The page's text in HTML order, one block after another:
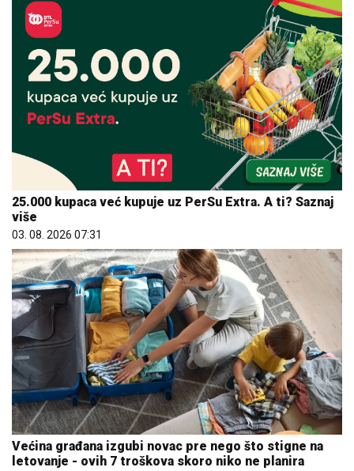
25.000 kupaca već kupuje uz PerSu Extra. A ti? Saznaj
više
03. 08. 2026 07:31
Većina građana izgubi novac pre nego što stigne na
letovanje - ovih 7 troškova skoro niko ne planira